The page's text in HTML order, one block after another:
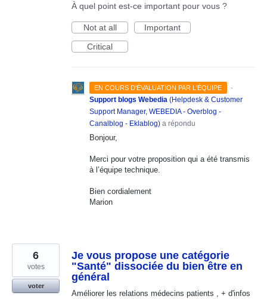
À quel point est-ce important pour vous ?
Not at all
Important
Critical
EN COURS D'ÉVALUATION PAR L'ÉQUIPE
·
Support blogs Webedia (Helpdesk & Customer
Support Manager, WEBEDIA - Overblog -
Canalblog - Eklablog) a répondu
Bonjour,
Merci pour votre proposition qui a été transmis
à l’équipe technique.
Bien cordialement
Marion
Je vous propose une catégorie
"Santé" dissociée du bien être en
général
Améliorer les relations médecins patients , + d'infos
6
votes
voter